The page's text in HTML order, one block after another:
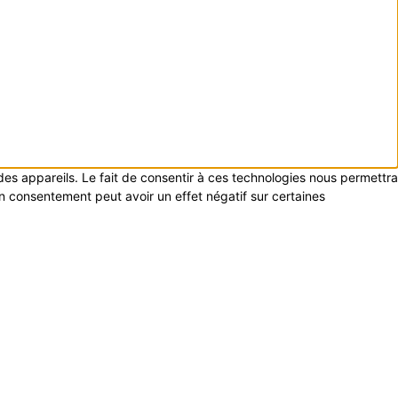
appareils. Le fait de consentir à ces technologies nous permettra
consentement peut avoir un effet négatif sur certaines